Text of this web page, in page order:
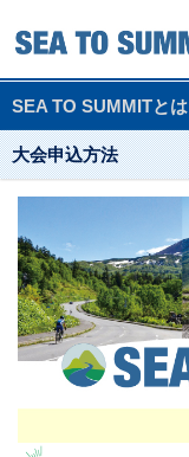
SEA TO SUMMITとは
大会申込方法